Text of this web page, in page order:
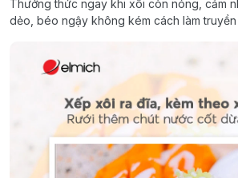
Thưởng thức ngay khi xôi còn nóng, cảm
dẻo, béo ngậy không kém cách làm truyền